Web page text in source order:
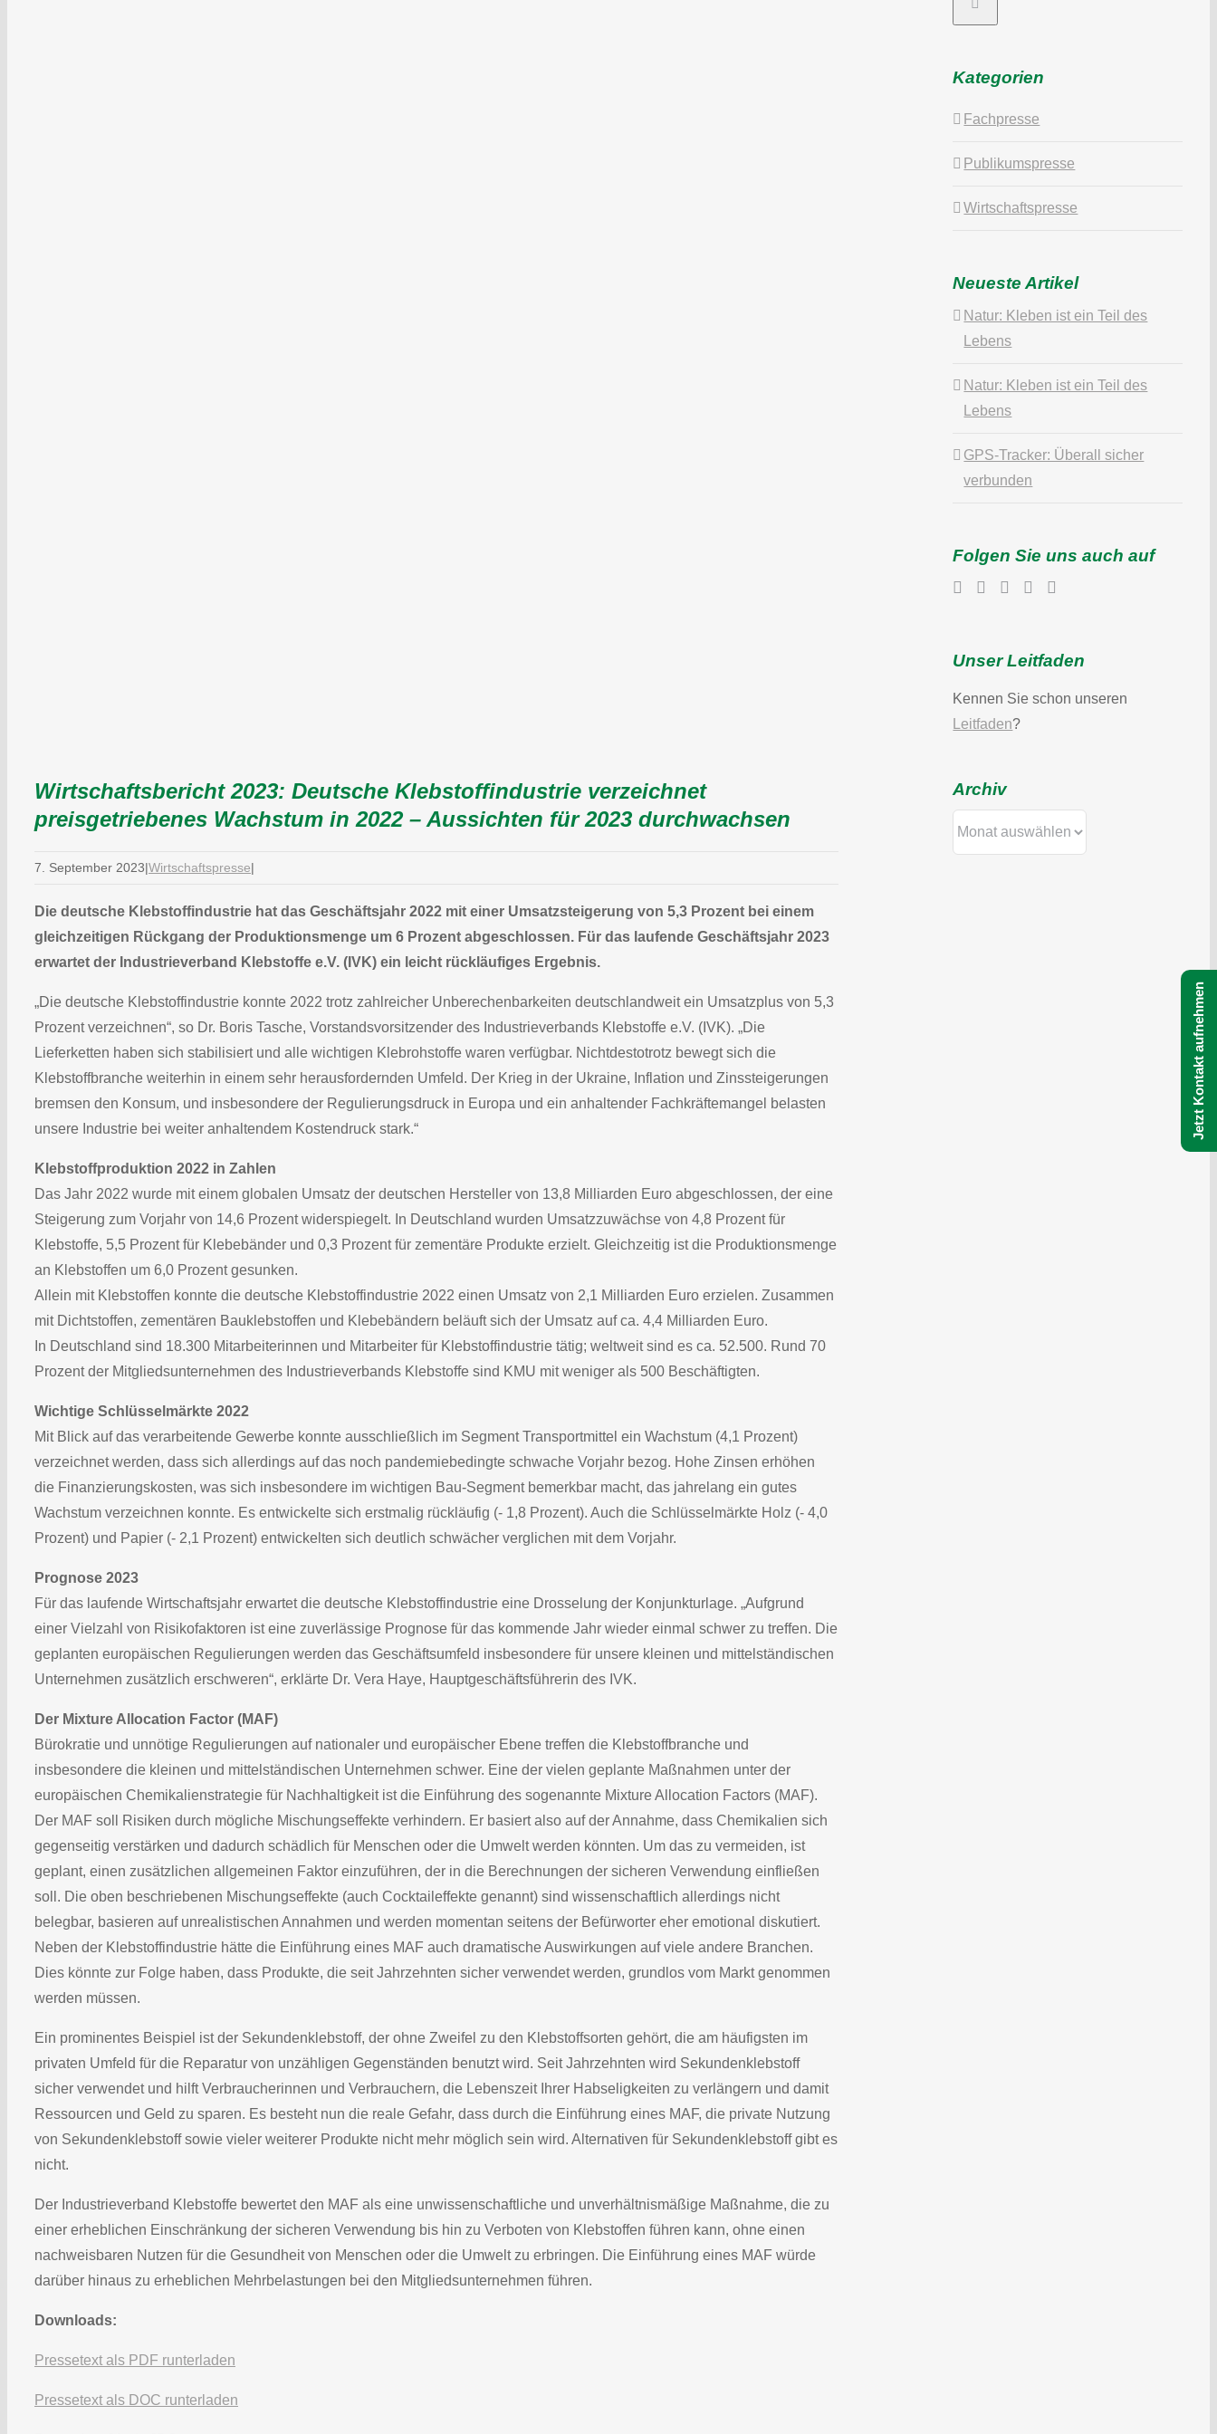
Wirtschaftsbericht 2023: Deutsche Klebstoffindustrie verzeichnet
preisgetriebenes Wachstum in 2022 – Aussichten für 2023 durchwachsen
7. September 2023|Wirtschaftspresse|
Die deutsche Klebstoffindustrie hat das Geschäftsjahr 2022 mit einer Umsatzsteigerung von 5,3 Prozent bei einem
gleichzeitigen Rückgang der Produktionsmenge um 6 Prozent abgeschlossen. Für das laufende Geschäftsjahr 2023
erwartet der Industrieverband Klebstoffe e.V. (IVK) ein leicht rückläufiges Ergebnis.
„Die deutsche Klebstoffindustrie konnte 2022 trotz zahlreicher Unberechenbarkeiten deutschlandweit ein Umsatzplus von 5,3
Prozent verzeichnen“, so Dr. Boris Tasche, Vorstandsvorsitzender des Industrieverbands Klebstoffe e.V. (IVK). „Die
Lieferketten haben sich stabilisiert und alle wichtigen Klebrohstoffe waren verfügbar. Nichtdestotrotz bewegt sich die
Klebstoffbranche weiterhin in einem sehr herausfordernden Umfeld. Der Krieg in der Ukraine, Inflation und Zinssteigerungen
bremsen den Konsum, und insbesondere der Regulierungsdruck in Europa und ein anhaltender Fachkräftemangel belasten
unsere Industrie bei weiter anhaltendem Kostendruck stark.“
Klebstoffproduktion 2022 in Zahlen
Das Jahr 2022 wurde mit einem globalen Umsatz der deutschen Hersteller von 13,8 Milliarden Euro abgeschlossen, der eine
Steigerung zum Vorjahr von 14,6 Prozent widerspiegelt. In Deutschland wurden Umsatzzuwächse von 4,8 Prozent für
Klebstoffe, 5,5 Prozent für Klebebänder und 0,3 Prozent für zementäre Produkte erzielt. Gleichzeitig ist die Produktionsmenge
an Klebstoffen um 6,0 Prozent gesunken.
Allein mit Klebstoffen konnte die deutsche Klebstoffindustrie 2022 einen Umsatz von 2,1 Milliarden Euro erzielen. Zusammen
mit Dichtstoffen, zementären Bauklebstoffen und Klebebändern beläuft sich der Umsatz auf ca. 4,4 Milliarden Euro.
In Deutschland sind 18.300 Mitarbeiterinnen und Mitarbeiter für Klebstoffindustrie tätig; weltweit sind es ca. 52.500. Rund 70
Prozent der Mitgliedsunternehmen des Industrieverbands Klebstoffe sind KMU mit weniger als 500 Beschäftigten.
Wichtige Schlüsselmärkte 2022
Mit Blick auf das verarbeitende Gewerbe konnte ausschließlich im Segment Transportmittel ein Wachstum (4,1 Prozent)
verzeichnet werden, dass sich allerdings auf das noch pandemiebedingte schwache Vorjahr bezog. Hohe Zinsen erhöhen
die Finanzierungskosten, was sich insbesondere im wichtigen Bau-Segment bemerkbar macht, das jahrelang ein gutes
Wachstum verzeichnen konnte. Es entwickelte sich erstmalig rückläufig (- 1,8 Prozent). Auch die Schlüsselmärkte Holz (- 4,0
Prozent) und Papier (- 2,1 Prozent) entwickelten sich deutlich schwächer verglichen mit dem Vorjahr.
Prognose 2023
Für das laufende Wirtschaftsjahr erwartet die deutsche Klebstoffindustrie eine Drosselung der Konjunkturlage. „Aufgrund
einer Vielzahl von Risikofaktoren ist eine zuverlässige Prognose für das kommende Jahr wieder einmal schwer zu treffen. Die
geplanten europäischen Regulierungen werden das Geschäftsumfeld insbesondere für unsere kleinen und mittelständischen
Unternehmen zusätzlich erschweren“, erklärte Dr. Vera Haye, Hauptgeschäftsführerin des IVK.
Der Mixture Allocation Factor (MAF)
Bürokratie und unnötige Regulierungen auf nationaler und europäischer Ebene treffen die Klebstoffbranche und
insbesondere die kleinen und mittelständischen Unternehmen schwer. Eine der vielen geplante Maßnahmen unter der
europäischen Chemikalienstrategie für Nachhaltigkeit ist die Einführung des sogenannte Mixture Allocation Factors (MAF).
Der MAF soll Risiken durch mögliche Mischungseffekte verhindern. Er basiert also auf der Annahme, dass Chemikalien sich
gegenseitig verstärken und dadurch schädlich für Menschen oder die Umwelt werden könnten. Um das zu vermeiden, ist
geplant, einen zusätzlichen allgemeinen Faktor einzuführen, der in die Berechnungen der sicheren Verwendung einfließen
soll. Die oben beschriebenen Mischungseffekte (auch Cocktaileffekte genannt) sind wissenschaftlich allerdings nicht
belegbar, basieren auf unrealistischen Annahmen und werden momentan seitens der Befürworter eher emotional diskutiert.
Neben der Klebstoffindustrie hätte die Einführung eines MAF auch dramatische Auswirkungen auf viele andere Branchen.
Dies könnte zur Folge haben, dass Produkte, die seit Jahrzehnten sicher verwendet werden, grundlos vom Markt genommen
werden müssen.
Ein prominentes Beispiel ist der Sekundenklebstoff, der ohne Zweifel zu den Klebstoffsorten gehört, die am häufigsten im
privaten Umfeld für die Reparatur von unzähligen Gegenständen benutzt wird. Seit Jahrzehnten wird Sekundenklebstoff
sicher verwendet und hilft Verbraucherinnen und Verbrauchern, die Lebenszeit Ihrer Habseligkeiten zu verlängern und damit
Ressourcen und Geld zu sparen. Es besteht nun die reale Gefahr, dass durch die Einführung eines MAF, die private Nutzung
von Sekundenklebstoff sowie vieler weiterer Produkte nicht mehr möglich sein wird. Alternativen für Sekundenklebstoff gibt es
nicht.
Der Industrieverband Klebstoffe bewertet den MAF als eine unwissenschaftliche und unverhältnismäßige Maßnahme, die zu
einer erheblichen Einschränkung der sicheren Verwendung bis hin zu Verboten von Klebstoffen führen kann, ohne einen
nachweisbaren Nutzen für die Gesundheit von Menschen oder die Umwelt zu erbringen. Die Einführung eines MAF würde
darüber hinaus zu erheblichen Mehrbelastungen bei den Mitgliedsunternehmen führen.
Downloads:
Pressetext als PDF runterladen
Pressetext als DOC runterladen
Kategorien
Fachpresse
Publikumspresse
Wirtschaftspresse
Neueste Artikel
Natur: Kleben ist ein Teil des
Lebens
Natur: Kleben ist ein Teil des
Lebens
GPS-Tracker: Überall sicher
verbunden
Folgen Sie uns auch auf
Unser Leitfaden
Kennen Sie schon unseren
Leitfaden?
Archiv
Jetzt Kontakt aufnehmen